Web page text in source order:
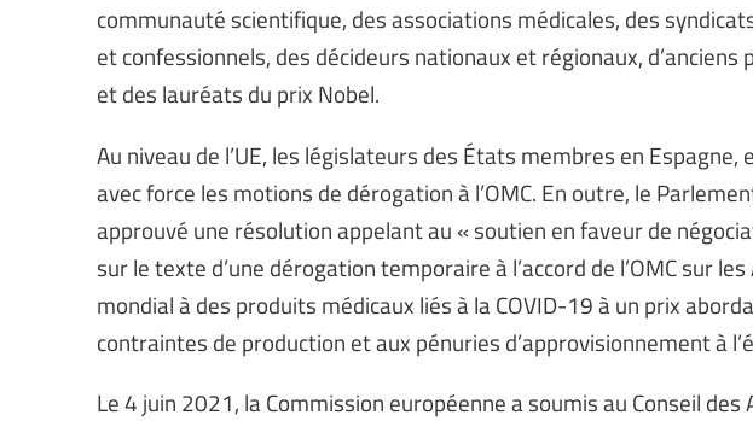
communauté scientifique, des associations médicales, des
et confessionnels, des décideurs nationaux et régionaux,
et des lauréats du prix Nobel.
Au niveau de l’UE, les législateurs des États membres en
avec force les motions de dérogation à l’OMC. En outre, le
approuvé une résolution appelant au « soutien en faveur de
sur le texte d’une dérogation temporaire à l’accord de l’OMC sur les
mondial à des produits médicaux liés à la COVID-19 à un prix
contraintes de production et aux pénuries d’approvisionnement à
Le 4 juin 2021, la Commission européenne a soumis au Conseil des